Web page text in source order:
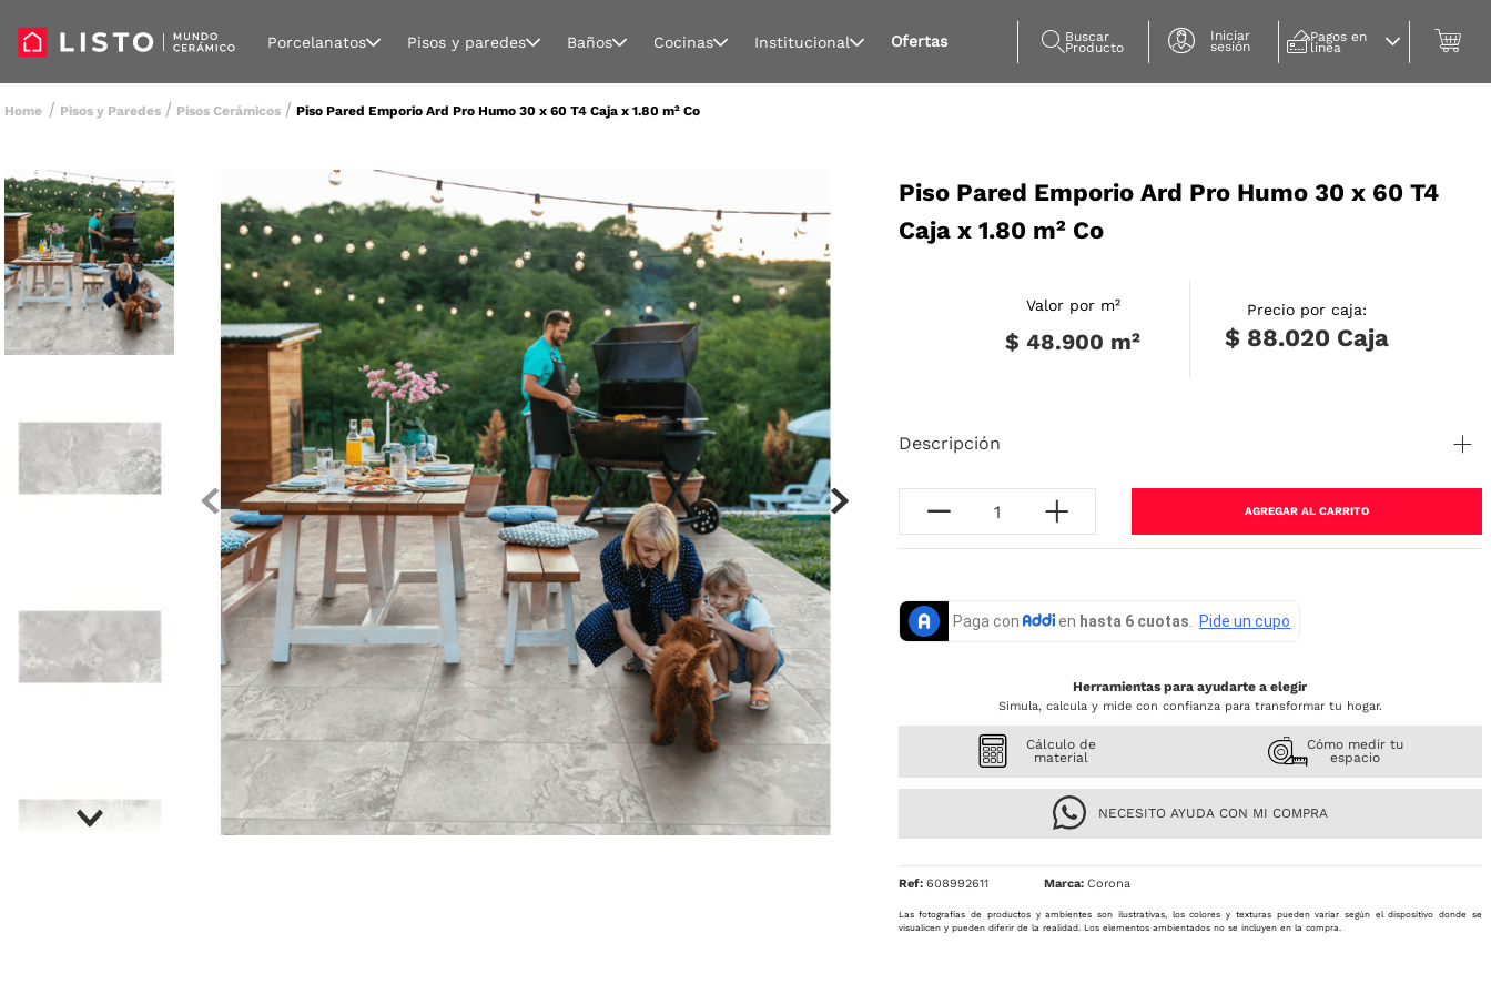
Porcelanatos Pisos y paredes Baños Cocinas Institucional Ofertas Buscar
Producto
Iniciar
sesión
Pagos en
línea
Pisos y Paredes Pisos Cerámicos Piso Pared Emporio Ard Pro Humo 30 x 60 T4 Caja x 1.80 m² Co
Piso Pared Emporio Ard Pro Humo 30 x 60 T4
Caja x 1.80 m² Co
Valor por m²
$ 48.900 m²
Precio por caja:
$ 88.020 Caja
Descripción
AGREGAR AL CARRITO
Herramientas para ayudarte a elegir
Simula, calcula y mide con confianza para transformar tu hogar.
Cálculo de
material
Cómo medir tu
espacio
NECESITO AYUDA CON MI COMPRA
Ref: 608992611 Corona
Las fotografías de productos y ambientes son ilustrativas, los colores y texturas pueden variar según el dispositivo donde se
visualicen y pueden diferir de la realidad. Los elementos ambientados no se incluyen en la compra.